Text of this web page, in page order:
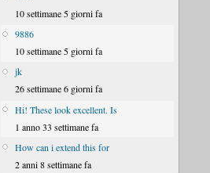
10 settimane 5 giorni fa
9886
10 settimane 5 giorni fa
jk
26 settimane 6 giorni fa
Hi! These look excellent. Is
1 anno 33 settimane fa
How can i extend this for
2 anni 8 settimane fa